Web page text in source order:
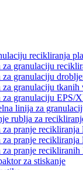
recikliranja
granulaciju
granulaciju
granulaciju tkanih
granulaciju EPS/
linija za
rublja za
pranje recikliranja
pranje recikliranja
pranje recikliranih
za stiskanje